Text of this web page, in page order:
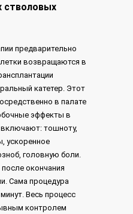
стволовых
предварительно
возвращаются в
катетер. Этот
в палате
эффекты в
тошноту,
ускоренное
головную боли.
окончания
Сама процедура
Весь процесс
контролем